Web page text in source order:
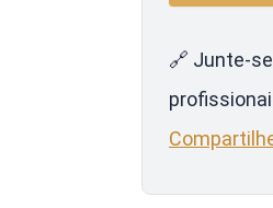
🔗 Junte-